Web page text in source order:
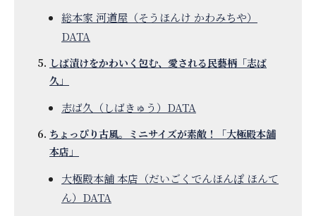
総本家 河道屋（そうほんけ かわみちや）
DATA
しば漬けをかわいく包む、愛される民藝柄「志ば
久」
志ば久（しばきゅう）DATA
ちょっぴり古風。ミニサイズが素敵！「大極殿本舗
本店」
大極殿本舗 本店（だいごくでんほんぽ ほんて
ん）DATA